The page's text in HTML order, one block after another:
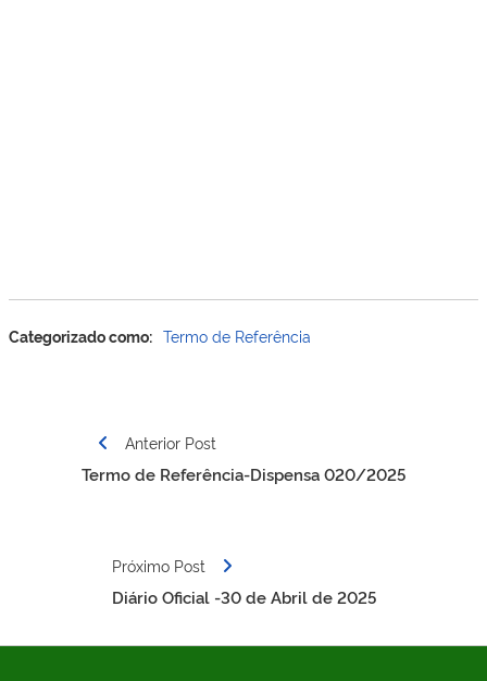
Categorizado como: Termo de Referência
NavegaçãoAnterior Post
Termo de Referência-Dispensa 020/2025
Próximo Post
Diário Oficial -30 de Abril de 2025